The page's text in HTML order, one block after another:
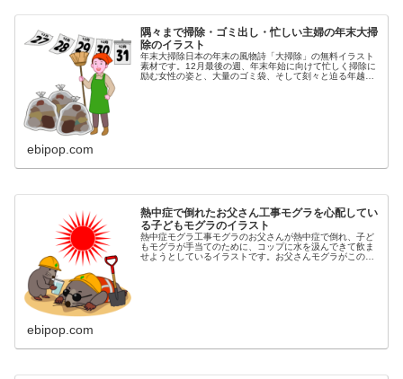
隅々まで掃除・ゴミ出し・忙しい主婦の年末大掃
除のイラスト
年末大掃除日本の年末の風物詩「大掃除」の無料イラスト
素材です。12月最後の週、年末年始に向けて忙しく掃除に
励む女性の姿と、大量のゴミ袋、そして刻々と迫る年越し
ebipop.com
熱中症で倒れたお父さん工事モグラを心配してい
る子どもモグラのイラスト
熱中症モグラ工事モグラのお父さんが熱中症で倒れ、子ど
もモグラが手当てのために、コップに水を汲んできて飲ま
せようとしているイラストです。お父さんモグラがこのま
ebipop.com